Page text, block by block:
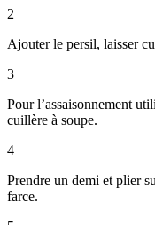
2
Ajouter le persil, laisser
3
Pour l’assaisonnement
cuillère à soupe.
4
Prendre un demi et plier
farce.